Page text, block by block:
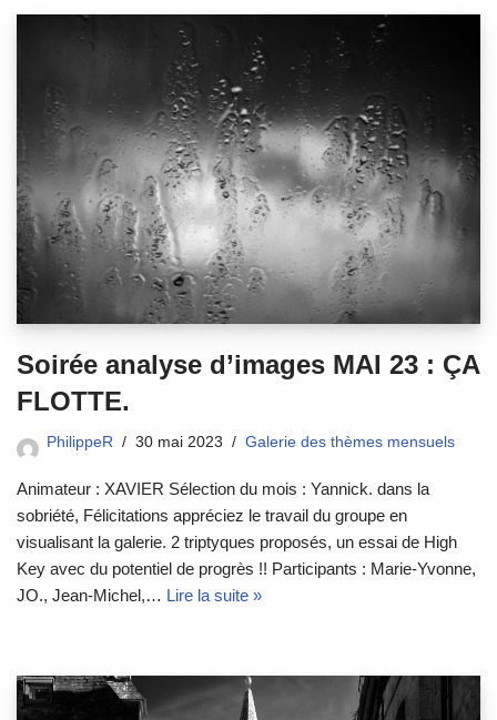
Soirée analyse d’images MAI 23 : ÇA
FLOTTE.
PhilippeR 30 mai 2023 Galerie des thèmes mensuels
Animateur : XAVIER Sélection du mois : Yannick. dans la
sobriété, Félicitations appréciez le travail du groupe en
visualisant la galerie. 2 triptyques proposés, un essai de High
Key avec du potentiel de progrès !! Participants : Marie-Yvonne,
JO., Jean-Michel,… Lire la suite »